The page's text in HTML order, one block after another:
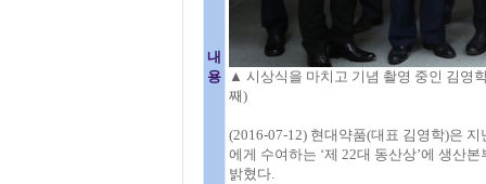
내
용
▲ 시상식을 마치고 기념 촬영 중인 김영
째)
(2016-07-12) 현대약품(대표 김영학)은
에게 수여하는 ‘제 22대 동산상’에 생산
밝혔다.